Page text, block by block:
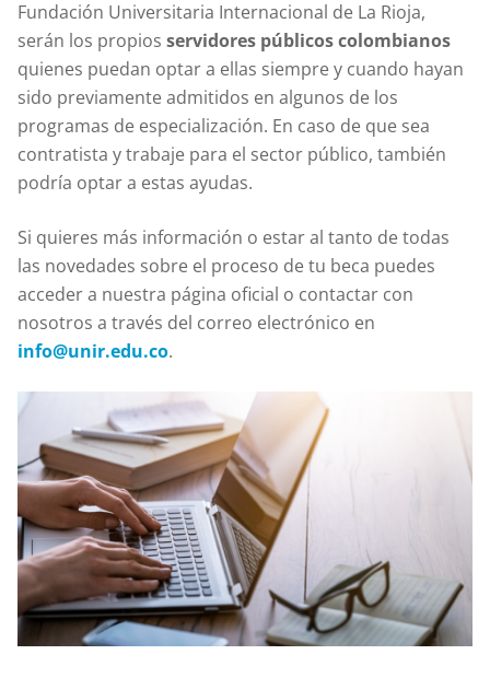
Fundación Universitaria Internacional de La Rioja,
serán los propios servidores públicos colombianos
quienes puedan optar a ellas siempre y cuando hayan
sido previamente admitidos en algunos de los
programas de especialización. En caso de que sea
contratista y trabaje para el sector público, también
podría optar a estas ayudas.
Si quieres más información o estar al tanto de todas
las novedades sobre el proceso de tu beca puedes
acceder a nuestra página oficial o contactar con
nosotros a través del correo electrónico en
info@unir.edu.co.